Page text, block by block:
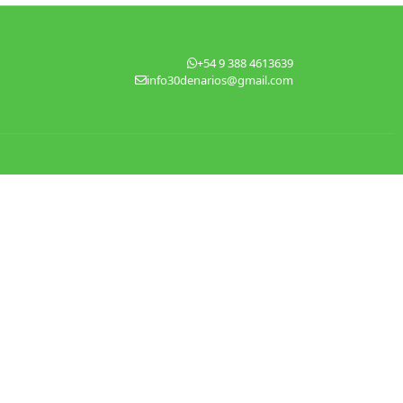
+54 9 388 4613639
info30denarios@gmail.com